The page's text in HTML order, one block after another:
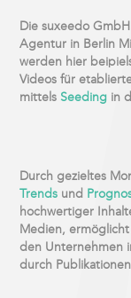
Die suxeedo
Agentur in Berlin
werden hier
Videos für
mittels Seeding in
Durch gezieltes
Trends und
hochwertiger
Medien,
den Unternehmen
durch